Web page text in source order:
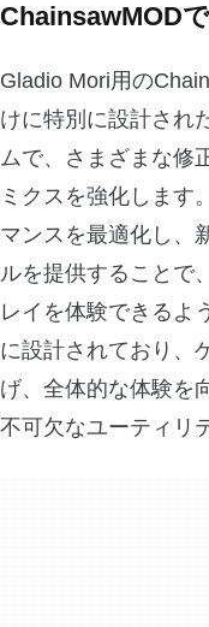
ChainsawMOD
Gladio Mori用の
けに特別に設計され
ムで、さまざまな修
ミクスを強化します
マンスを最適化し、
ルを提供することで
レイを体験できるよ
に設計されており、
げ、全体的な体験を
不可欠なユーティリ